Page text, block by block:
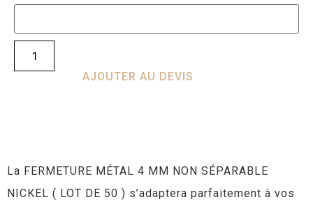
AJOUTER AU DEVIS
La FERMETURE MÉTAL 4 MM NON SÉPARABLE
NICKEL ( LOT DE 50 ) s’adaptera parfaitement à vos